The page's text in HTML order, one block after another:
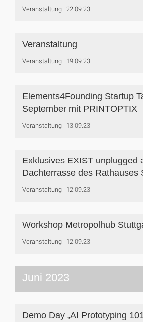
Veranstaltung 22.09.23
Veranstaltung
Veranstaltung 19.09.23
Elements4Founding Startup
September mit PRINTOPTIX
Veranstaltung 13.09.23
Exklusives EXIST unplugged
Dachterrasse des Rathauses
Veranstaltung 12.09.23
Workshop Metropolhub
Veranstaltung 12.09.23
Juni 2023
Demo Day „AI Prototyping